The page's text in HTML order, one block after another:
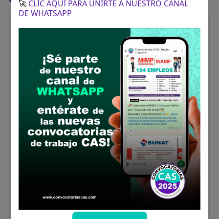
ABOGADO (A)
Profesiones/Oficios: Titulo en Derecho con
colegiatura y habilitación vigente.
Experiencia:
Experiencia General: Cuatro (4) años de
experiencia laboral; ya sea en el sector
público o privado
Experiencia específica en la función o
materia: Tres (3) años de experiencia
requerida para el puesto en la función o la
materia en el nivel mínimo de Asistente
Legal en el sector público o privado.
Indique el tiempo de experiencia requerido
para el cargo estructural y/o puesto en el
Un (1) año de experiencia requerida para el
🚀 CLIC AQUÍ PARA UNIRTE A NUESTRO CANAL
DE WHATSAPP